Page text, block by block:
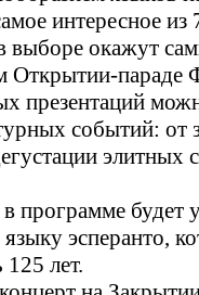
интересное из
окажут
Открытии-параде
презентаций
событий: от
элитных
программе будет
эсперанто,
лет.